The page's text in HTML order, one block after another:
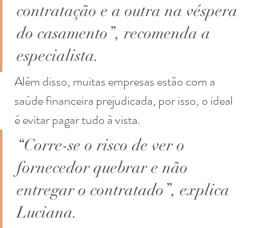
contratação e a outra na véspera
do casamento”, recomenda a
especialista.
Além disso, muitas empresas estão com a
saúde financeira prejudicada, por isso, o ideal
é evitar pagar tudo à vista.
“Corre-se o risco de ver o
fornecedor quebrar e não
entregar o contratado”, explica
Luciana.